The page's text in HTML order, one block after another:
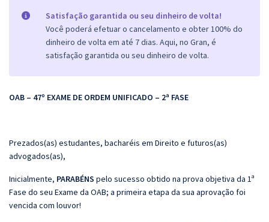
Satisfação garantida ou seu dinheiro de volta!
Você poderá efetuar o cancelamento e obter 100% do
dinheiro de volta em até 7 dias. Aqui, no Gran, é
satisfação garantida ou seu dinheiro de volta.
OAB – 47º EXAME DE ORDEM UNIFICADO – 2ª FASE
Prezados(as) estudantes, bacharéis em Direito e futuros(as)
advogados(as),
Inicialmente, PARABÉNS pelo sucesso obtido na prova objetiva da 1ª
Fase do seu Exame da OAB; a primeira etapa da sua aprovação foi
vencida com louvor!